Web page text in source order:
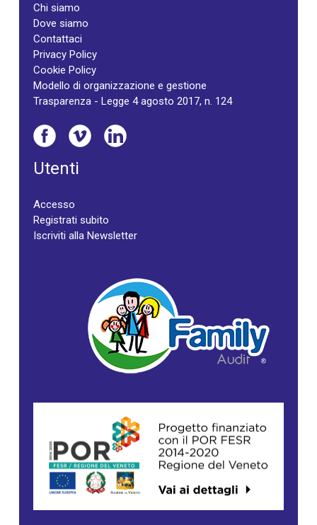
Chi siamo
Dove siamo
Contattaci
Privacy Policy
Cookie Policy
Modello di organizzazione e gestione
Trasparenza - Legge 4 agosto 2017, n. 124
Utenti
Accesso
Registrati subito
Iscriviti alla Newsletter